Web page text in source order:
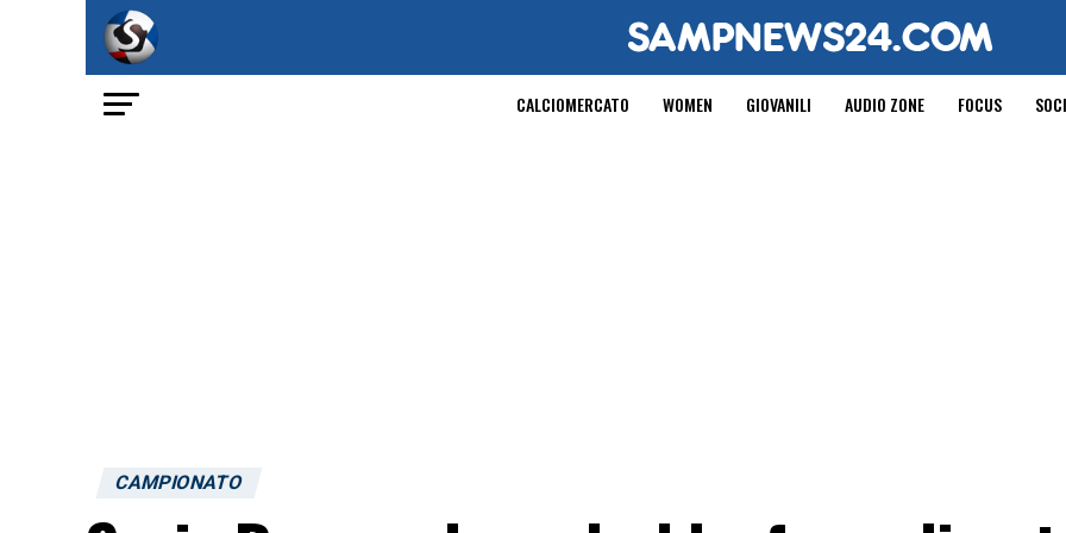
CALCIOMERCATO WOMEN GIOVANILI AUDIO ZONE FOCUS
CAMPIONATO